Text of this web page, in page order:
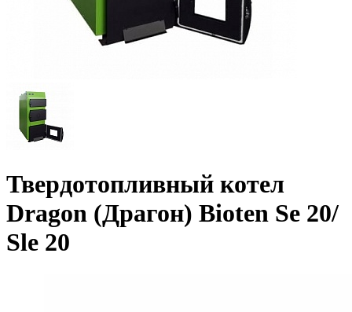
Твердотопливный котел
Dragon (Драгон) Bioten Se 20/
Sle 20